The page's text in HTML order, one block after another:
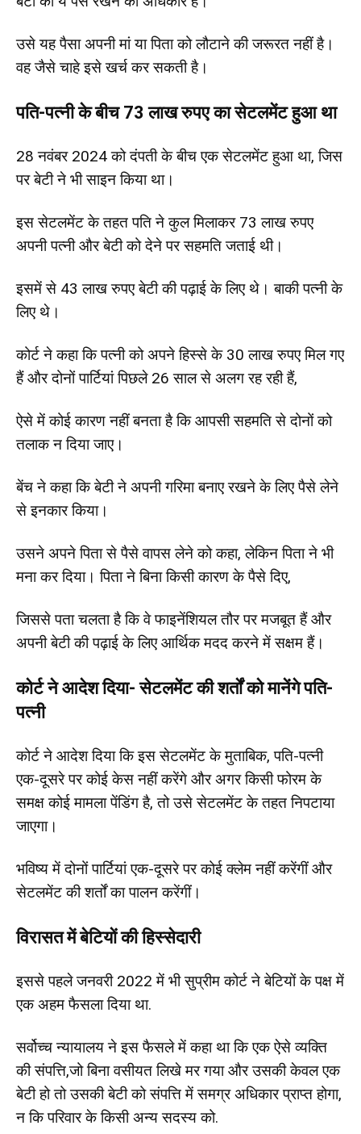
उसे यह पैसा अपनी मां या पिता को लौटाने की जरूरत नहीं है।
वह जैसे चाहे इसे खर्च कर सकती है।
पति-पत्नी के बीच 73 लाख रुपए का सेटलमेंट हुआ था
28 नवंबर 2024 को दंपती के बीच एक सेटलमेंट हुआ था, जिस
पर बेटी ने भी साइन किया था।
इस सेटलमेंट के तहत पति ने कुल मिलाकर 73 लाख रुपए
अपनी पत्नी और बेटी को देने पर सहमति जताई थी।
इसमें से 43 लाख रुपए बेटी की पढ़ाई के लिए थे। बाकी पत्नी के
लिए थे।
कोर्ट ने कहा कि पत्नी को अपने हिस्से के 30 लाख रुपए मिल गए
हैं और दोनों पार्टियां पिछले 26 साल से अलग रह रही हैं,
ऐसे में कोई कारण नहीं बनता है कि आपसी सहमति से दोनों को
तलाक न दिया जाए।
बेंच ने कहा कि बेटी ने अपनी गरिमा बनाए रखने के लिए पैसे लेने
से इनकार किया।
उसने अपने पिता से पैसे वापस लेने को कहा, लेकिन पिता ने भी
मना कर दिया। पिता ने बिना किसी कारण के पैसे दिए,
जिससे पता चलता है कि वे फाइनेंशियल तौर पर मजबूत हैं और
अपनी बेटी की पढ़ाई के लिए आर्थिक मदद करने में सक्षम हैं।
कोर्ट ने आदेश दिया- सेटलमेंट की शर्तों को मानेंगे पति-
पत्नी
कोर्ट ने आदेश दिया कि इस सेटलमेंट के मुताबिक, पति-पत्नी
एक-दूसरे पर कोई केस नहीं करेंगे और अगर किसी फोरम के
समक्ष कोई मामला पेंडिंग है, तो उसे सेटलमेंट के तहत निपटाया
जाएगा।
भविष्य में दोनों पार्टियां एक-दूसरे पर कोई क्लेम नहीं करेंगीं और
सेटलमेंट की शर्तों का पालन करेंगीं।
विरासत में बेटियों की हिस्सेदारी
इससे पहले जनवरी 2022 में भी सुप्रीम कोर्ट ने बेटियों के पक्ष में
एक अहम फैसला दिया था.
सर्वोच्च न्यायालय ने इस फैसले में कहा था कि एक ऐसे व्यक्ति
की संपत्ति,जो बिना वसीयत लिखे मर गया और उसकी केवल एक
बेटी हो तो उसकी बेटी को संपत्ति में समग्र अधिकार प्राप्त होगा,
न कि परिवार के किसी अन्य सदस्य को.